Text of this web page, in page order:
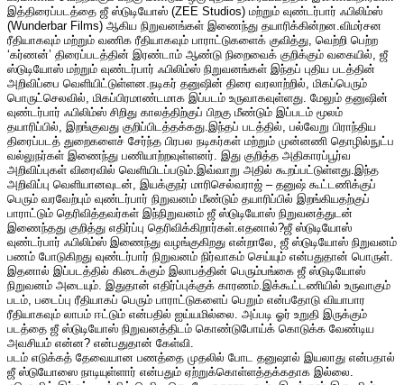
இத்திரைப்படத்தை ஜீ ஸ்டுடியோஸ் (ZEE Studios) மற்றும் வுண்டர்பார் ஃபிலிம்ஸ்
(Wunderbar Films) ஆகிய நிறுவனங்கள் இணைந்து தயாரிக்கின்றன.விமர்சன
ரீதியாகவும் மற்றும் வணிக ரீதியாகவும் பாராட்டுகளைக் குவித்து, வெற்றி பெற்ற
‘கர்ணன்’ திரைப்படத்தின் இரண்டாம் ஆண்டு நிறைவைக் குறிக்கும் வகையில், ஜீ
ஸ்டுடியோஸ் மற்றும் வுண்டர்பார் ஃபிலிம்ஸ் நிறுவனங்கள் இந்தப் புதிய படத்தின்
அறிவிப்பை வெளியிட்டுள்ளன.நடிகர் தனுஷின் திரை வரலாற்றில், மிகப்பெரும்
பொருட்செலவில், மிகப்பிரமாண்டமாக இப்படம் உருவாகவுள்ளது. மேலும் தனுஷின்
வுண்டர்பார் ஃபிலிம்ஸ் சிறிது காலத்திற்குப் பிறகு மீண்டும் இப்படம் மூலம்
தயாரிப்பில், இறங்குவது குறிப்பிடத்தக்கது.இந்தப் படத்தில், பல்வேறு பிராந்திய
திரைப்படத் துறைகளைச் சேர்ந்த பிரபல நடிகர்கள் மற்றும் முன்னணி தொழில்நுட்ப
வல்லுநர்கள் இணைந்து பணியாற்றவுள்ளனர். இது குறித்த அதிகாரப்பூர்வ
அறிவிப்புகள் விரைவில் வெளியிடப்படும்.இவ்வாறு அதில் கூறப்பட்டுள்ளது.இந்த
அறிவிப்பு வெளியானவுடன், இயக்குநர் மாரிசெல்வராஜ் – தனுஷ் கூட்டணிக்குப்
பெரும் வரவேற்பும் வுண்டர்பார் நிறுவனம் மீண்டும் தயாரிப்பில் இறங்கியதற்குப்
பாராட்டும் தெரிவித்தவர்கள் இந்நிறுவனம் ஜீ ஸ்டுடியோஸ் நிறுவனத்துடன்
இணைந்தது குறித்து எதிர்ப்பு தெரிவிக்கிறார்கள்.எதனால்?ஜீ ஸ்டுடியோஸ்
வுண்டர்பார் ஃபிலிம்ஸ் இணைந்து வழங்குகிறது என்றாலே, ஜீ ஸ்டுடியோஸ் நிறுவனம்
பணம் போடுகிறது வுண்டர்பார் நிறுவனம் நிர்வாகம் செய்யும் என்பதுதான் பொருள்.
இதனால் இப்படத்தில் கிடைக்கும் இலாபத்தின் பெரும்பங்கை ஜீ ஸ்டுடியோஸ்
நிறுவனம் அடையும். இதுதான் எதிர்ப்புக்குக் காரணம்.இக்கூட்டணியில் உருவாகும்
படம், படைப்பு ரீதியாகப் பெரும் பாராட்டுகளைப் பெறும் என்பதோடு வியாபார
ரீதியாகவும் லாபம் ஈட்டும் என்பதில் ஐய்யமில்லை. அப்படி ஓர் உறுதி இருக்கும்
படத்தை ஜீ ஸ்டுடியோஸ் நிறுவனத்திடம் கொண்டுபோய்க் கொடுக்க வேண்டிய
அவசியம் என்ன? என்பதுதான் கேள்வி.
படம் எடுக்கத் தேவையான பணத்தை முதலில் போட தனுஷால் இயலாது என்பதால்
ஜீ ஸ்டுயோஸை நாடியுள்ளார் என்பதும் ஏற்றுக்கொள்ளத்தக்கதாக இல்லை.